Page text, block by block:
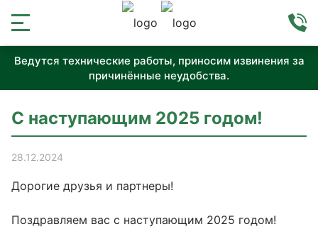
Ведутся технические работы, приносим извинения за
причинённые неудобства.
С наступающим 2025 годом!
28.12.2024
Дорогие друзья и партнеры!
Поздравляем вас с наступающим 2025 годом!